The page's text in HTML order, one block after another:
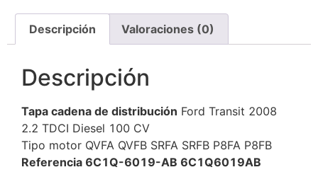
Descripción Valoraciones (0)
Descripción
Tapa cadena de distribución Ford Transit 2008
2.2 TDCI Diesel 100 CV
Tipo motor QVFA QVFB SRFA SRFB P8FA P8FB
Referencia 6C1Q-6019-AB 6C1Q6019AB